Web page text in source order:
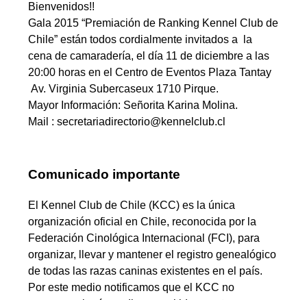
Bienvenidos!!
Gala 2015 “Premiación de Ranking Kennel Club de
Chile” están todos cordialmente invitados a la
cena de camaradería, el día 11 de diciembre a las
20:00 horas en el Centro de Eventos Plaza Tantay
Av. Virginia Subercaseux 1710 Pirque.
Mayor Información: Señorita Karina Molina.
Mail : secretariadirectorio@kennelclub.cl
Comunicado importante
El Kennel Club de Chile (KCC) es la única
organización oficial en Chile, reconocida por la
Federación Cinológica Internacional (FCI), para
organizar, llevar y mantener el registro genealógico
de todas las razas caninas existentes en el país.
Por este medio notificamos que el KCC no